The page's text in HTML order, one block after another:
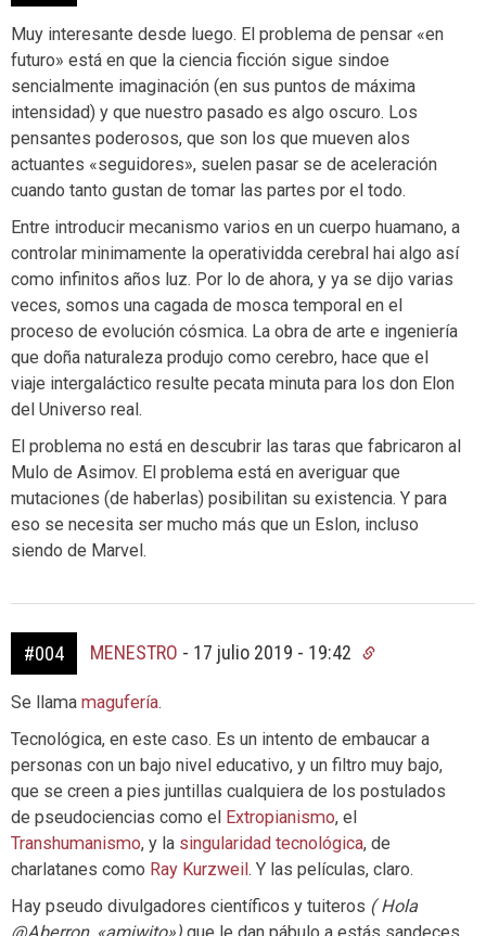
Muy interesante desde luego. El problema de pensar «en
futuro» está en que la ciencia ficción sigue sindoe
sencialmente imaginación (en sus puntos de máxima
intensidad) y que nuestro pasado es algo oscuro. Los
pensantes poderosos, que son los que mueven alos
actuantes «seguidores», suelen pasar se de aceleración
cuando tanto gustan de tomar las partes por el todo.
Entre introducir mecanismo varios en un cuerpo huamano, a
controlar minimamente la operatividda cerebral hai algo así
como infinitos años luz. Por lo de ahora, y ya se dijo varias
veces, somos una cagada de mosca temporal en el
proceso de evolución cósmica. La obra de arte e ingeniería
que doña naturaleza produjo como cerebro, hace que el
viaje intergaláctico resulte pecata minuta para los don Elon
del Universo real.
El problema no está en descubrir las taras que fabricaron al
Mulo de Asimov. El problema está en averiguar que
mutaciones (de haberlas) posibilitan su existencia. Y para
eso se necesita ser mucho más que un Eslon, incluso
siendo de Marvel.
#004 MENESTRO - 17 julio 2019 - 19:42
Se llama magufería.
Tecnológica, en este caso. Es un intento de embaucar a
personas con un bajo nivel educativo, y un filtro muy bajo,
que se creen a pies juntillas cualquiera de los postulados
de pseudociencias como el
Extropianismo, el
Transhumanismo, y la singularidad tecnológica, de
charlatanes como Ray Kurzweil . Y las películas, claro.
Hay pseudo divulgadores científicos y tuiteros ( Hola